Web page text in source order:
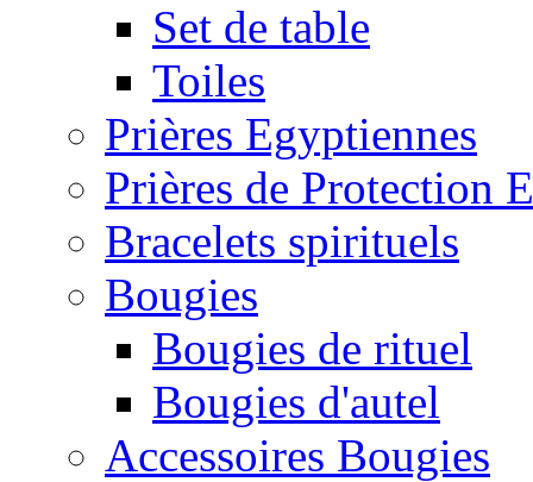
Set de table
Toiles
Prières Egyptiennes
Prières de Protection
Bracelets spirituels
Bougies
Bougies de rituel
Bougies d'autel
Accessoires Bougies